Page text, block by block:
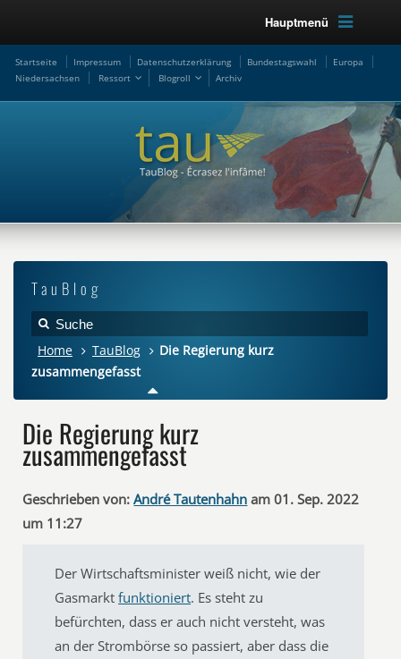
Hauptmenü
Startseite Impressum Datenschutzerklärung Bundestagswahl
Europa
Niedersachsen
Ressort Blogroll Archiv
TauBlog
Home TauBlog
Die Regierung kurz
zusammengefasst
Die Regierung kurz
zusammengefasst
Geschrieben von: André Tautenhahn am 01. Sep. 2022
um 11:27
Der Wirtschaftsminister weiß nicht, wie der
Gasmarktfunktioniert. Es steht zu
befürchten, dass er auch nicht versteht, was
an der Strombörse so passiert, aber dass die